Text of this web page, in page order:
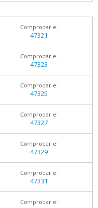
Comprobar el
47321
Comprobar el
47323
Comprobar el
47325
Comprobar el
47327
Comprobar el
47329
Comprobar el
47331
Comprobar el